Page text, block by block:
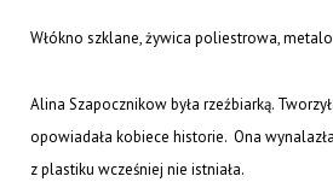
Włókno szklane, żywica poliestrowa,
Alina Szapocznikow była rzeźbiarką.
opowiadała kobiece historie. Ona
z plastiku wcześniej nie istniała.